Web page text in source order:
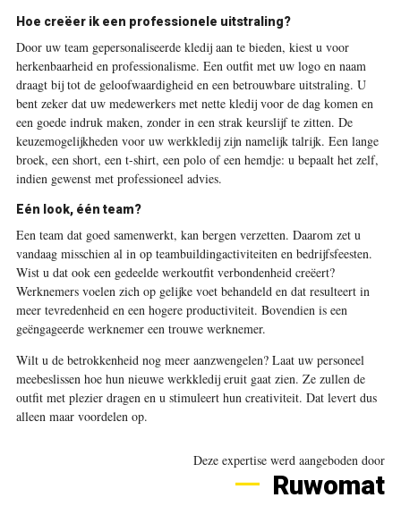
Hoe creëer ik een professionele uitstraling?
Door uw team gepersonaliseerde kledij aan te bieden, kiest u voor
herkenbaarheid en professionalisme. Een outfit met uw logo en naam
draagt bij tot de geloofwaardigheid en een betrouwbare uitstraling. U
bent zeker dat uw medewerkers met nette kledij voor de dag komen en
een goede indruk maken, zonder in een strak keurslijf te zitten. De
keuzemogelijkheden voor uw werkkledij zijn namelijk talrijk. Een lange
broek, een short, een t-shirt, een polo of een hemdje: u bepaalt het zelf,
indien gewenst met professioneel advies.
Eén look, één team?
Een team dat goed samenwerkt, kan bergen verzetten. Daarom zet u
vandaag misschien al in op teambuildingactiviteiten en bedrijfsfeesten.
Wist u dat ook een gedeelde werkoutfit verbondenheid creëert?
Werknemers voelen zich op gelijke voet behandeld en dat resulteert in
meer tevredenheid en een hogere productiviteit. Bovendien is een
geëngageerde werknemer een trouwe werknemer.
Wilt u de betrokkenheid nog meer aanzwengelen? Laat uw personeel
meebeslissen hoe hun nieuwe werkkledij eruit gaat zien. Ze zullen de
outfit met plezier dragen en u stimuleert hun creativiteit. Dat levert dus
alleen maar voordelen op.
Deze expertise werd aangeboden door
Ruwomat